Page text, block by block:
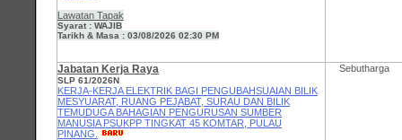
Lawatan Tapak
Syarat : WAJIB
Tarikh & Masa : 03/08/2026 02:30 PM
Jabatan Kerja Raya
SLP 61/2026N
KERJA-KERJA ELEKTRIK BAGI PENGUBAHSUAIAN BILIK
MESYUARAT, RUANG PEJABAT, SURAU DAN BILIK
TEMUDUGA BAHAGIAN PENGURUSAN SUMBER
MANUSIA PSUKPP TINGKAT 45 KOMTAR, PULAU
PINANG.
Sebutharga